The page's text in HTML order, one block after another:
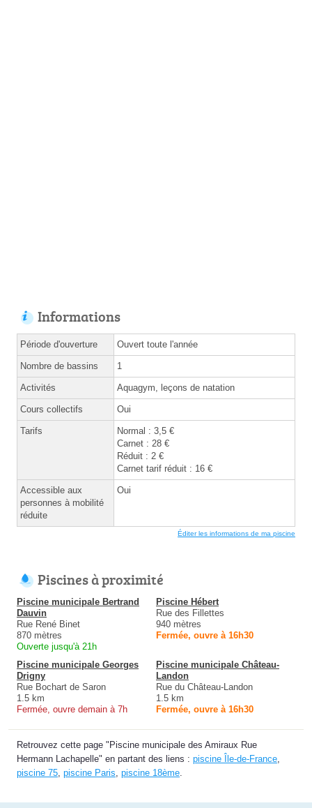
Informations
Période d'ouverture Ouvert toute l'année
Nombre de bassins 1
Activités Aquagym, leçons de natation
Cours collectifs Oui
Tarifs
Normal : 3,5 €
Carnet : 28 €
Réduit : 2 €
Carnet tarif réduit : 16 €
Accessible aux
personnes à mobilité
réduite
Oui
Éditer les informations de ma piscine
Piscines à proximité
Piscine municipale Bertrand
Dauvin
Rue René Binet
870 mètres
Ouverte jusqu'à 21h
Piscine Hébert
Rue des Fillettes
940 mètres
Fermée, ouvre à 16h30
Piscine municipale Georges
Drigny
Rue Bochart de Saron
1.5 km
Fermée, ouvre demain à 7h
Piscine municipale Château-
Landon
Rue du Château-Landon
1.5 km
Fermée, ouvre à 16h30
Retrouvez cette page "Piscine municipale des Amiraux Rue
Hermann Lachapelle" en partant des liens : piscine Île-de-France
piscine 75 piscine Paris piscine 18ème